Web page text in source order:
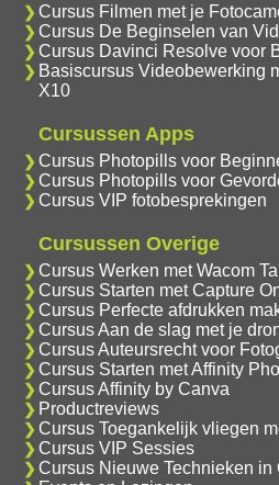
Cursus Filmen met je
Cursus De Beginselen van
Cursus Davinci Resolve voor
Basiscursus Videobewerking
X10
Cursussen Apps
Cursus Photopills voor
Cursus Photopills voor
Cursus VIP fotobesprekingen
Cursussen Overige
Cursus Werken met Wacom
Cursus Starten met Capture
Cursus Perfecte afdrukken
Cursus Aan de slag met je
Cursus Auteursrecht voor
Cursus Starten met Affinity
Cursus Affinity by Canva
Productreviews
Cursus Toegankelijk vliegen
Cursus VIP Sessies
Cursus Nieuwe Technieken in